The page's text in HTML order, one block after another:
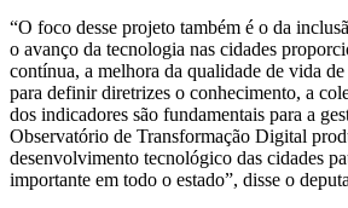
“O foco desse projeto também é o da
o avanço da tecnologia nas cidades
contínua, a melhora da qualidade de vida
para definir diretrizes o conhecimento, a
dos indicadores são fundamentais para a
Observatório de Transformação Digital
desenvolvimento tecnológico das cidades
importante em todo o estado”, disse o